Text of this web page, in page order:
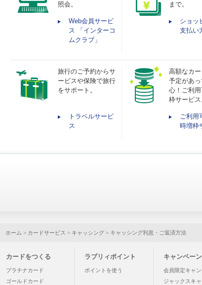
照会。
Web会員サービ
ス 「インターコ
ムクラブ」
まで。
ショッ
支払い
旅行のご予約からサ
ービスや保険で旅行
をサポート。
トラベルサービ
ス
高額なカ
予定があ
心！ご利
枠サービス
ご利用
時増枠
ホーム > カードサービス > キャッシング > キャッシング利息・ご返済方法
カードをつくる
プラチナカード
ゴールドカード
ラブリィポイント
ポイントを使う
キャンペーン
会員限定キャ
ジャックスキ